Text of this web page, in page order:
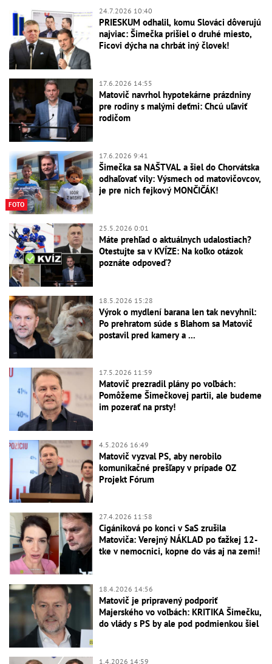
24.7.2026 10:40
PRIESKUM odhalil, komu Slováci dôverujú
najviac: Šimečka prišiel o druhé miesto,
Ficovi dýcha na chrbát iný človek!
17.6.2026 14:55
Matovič navrhol hypotekárne prázdniny
pre rodiny s malými deťmi: Chcú uľaviť
rodičom
FOTO
17.6.2026 9:41
Šimečka sa NAŠTVAL a šiel do Chorvátska
odhaľovať vily: Výsmech od matovičovcov,
je pre nich fejkový MONČIČÁK!
25.5.2026 0:01
Máte prehľad o aktuálnych udalostiach?
Otestujte sa v KVÍZE: Na koľko otázok
poznáte odpoveď?
18.5.2026 15:28
Výrok o mydlení barana len tak nevyhnil:
Po prehratom súde s Blahom sa Matovič
postavil pred kamery a ...
17.5.2026 11:59
Matovič prezradil plány po voľbách:
Pomôžeme Šimečkovej partii, ale budeme
im pozerať na prsty!
4.5.2026 16:49
Matovič vyzval PS, aby nerobilo
komunikačné prešľapy v prípade OZ
Projekt Fórum
27.4.2026 11:58
Cigániková po konci v SaS zrušila
Matoviča: Verejný NÁKLAD po ťažkej 12-
tke v nemocnici, kopne do vás aj na zemi!
18.4.2026 14:56
Matovič je pripravený podporiť
Majerského vo voľbách: KRITIKA Šimečku,
do vlády s PS by ale pod podmienkou šiel
1.4.2026 14:59